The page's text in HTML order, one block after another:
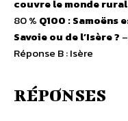
couvre le monde rural
80 % Q100 : Samoëns
Savoie ou de l’Isère ?
Réponse B : Isère
RÉPONSES